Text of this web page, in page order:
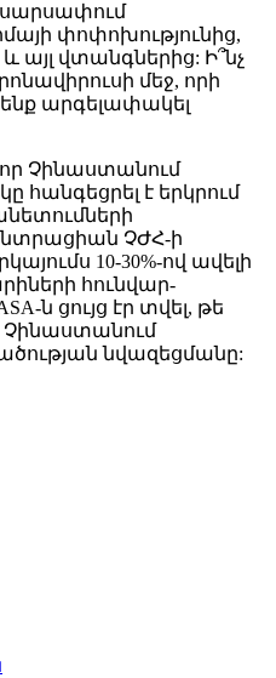
սարսափում
փոփոխությունից,
այլ վտանգներից: Ի՞նչ
մեջ, որի
արգելափակել
որ Չինաստանում
է երկրում
ՉԺՀ-ի
10-30%-ով ավելի
հունվար-
ն ցույց էր տվել, թե
Չինաստանում
նվազեցմանը: